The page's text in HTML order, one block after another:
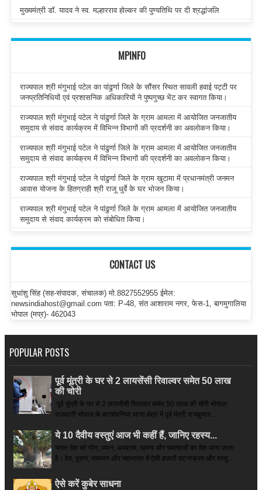
मुख्यमंत्री डॉ. यादव ने स्व. मल्हारराव होल्कर की पुण्यतिथि पर दी श्रद्धांजलि
MPINFO
राज्यपाल श्री मंगुभाई पटेल का पांढुर्णा जिले के सौंसर स्थित सावली हवाई पट्टी पर
जनप्रतिनिधियों एवं प्रशासनिक अधिकारियों ने पुष्पगुच्छ भेंट कर स्वागत किया।
राज्यपाल श्री मंगुभाई पटेल ने पांढुर्णा जिले के ग्राम आमला में आयोजित जनजातीय
समुदाय से संवाद कार्यक्रम में विभिन्न विभागों की प्रदर्शनी का अवलोकन किया।
राज्यपाल श्री मंगुभाई पटेल ने पांढुर्णा जिले के ग्राम आमला में आयोजित जनजातीय
समुदाय से संवाद कार्यक्रम में विभिन्न विभागों की प्रदर्शनी का अवलोकन किया।
राज्यपाल श्री मंगुभाई पटेल ने पांढुर्णा जिले के ग्राम खुटामा में प्रधानमंत्री जनमन
आवास योजना के हितग्राही श्री राजू धुर्वे के घर भोजन किया।
राज्यपाल श्री मंगुभाई पटेल ने पांढुर्णा जिले के ग्राम आमला में आयोजित जनजातीय
समुदाय से संवाद कार्यक्रम को संबोधित किया।
CONTACT US
सुधांशु सिंह (सह-संपादक, संचालक) मो.8827552955 ईमेल:
newsindiahost@gmail.com पता: P-48, संत आशाराम नगर, फेस-1, बागमुगालिया
भोपाल (मप्र)- 462043
POPULAR POSTS
पूर्व मूंत्री के घर से 2 लायसेंसी रिवाल्वर समेत 50 लाख
की चोरी
पूर्व मूंत्री के घर से 2 लायसेंसी रिवाल्वर समेत 50 लाख की चोरी भोपाल:
राजधानी भोपाल के बागसेवनिया थाना क्षेत्र में पूर्व मंत्री राजकुमार ...
ये 10 दैवीय वस्तुएं आज भी कहीं हैं, जानिए रहस्य...
भारत देश को योग, ध्यान, अध्यात्म, रहस्य और चमत्कारों का देश माना जाता
है। वेद, पुराण, रामायण और महाभारत में ऐसी हजारों घटनाक्रम और वस्तु...
ऐसे करें कुबेर साधना